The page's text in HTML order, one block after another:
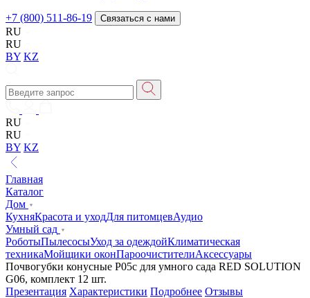
+7 (800) 511-86-19 Связаться с нами
RU
RU
BY KZ
RU
RU
BY KZ
Главная
Каталог
Дом
КухняКрасота и уходДля питомцевАудио
Умный сад
РоботыПылесосыУход за одеждойКлиматическая
техникаМойщики оконПароочистителиАксессуары
Почвогубки конусные P05c для умного сада RED SOLUTION
G06, комплект 12 шт.
Презентация Характеристики Подробнее Отзывы